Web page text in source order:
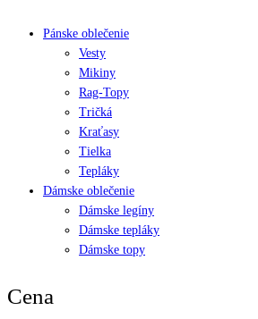
Pánske oblečenie
Vesty
Mikiny
Rag-Topy
Tričká
Kraťasy
Tielka
Tepláky
Dámske oblečenie
Dámske legíny
Dámske tepláky
Dámske topy
Cena